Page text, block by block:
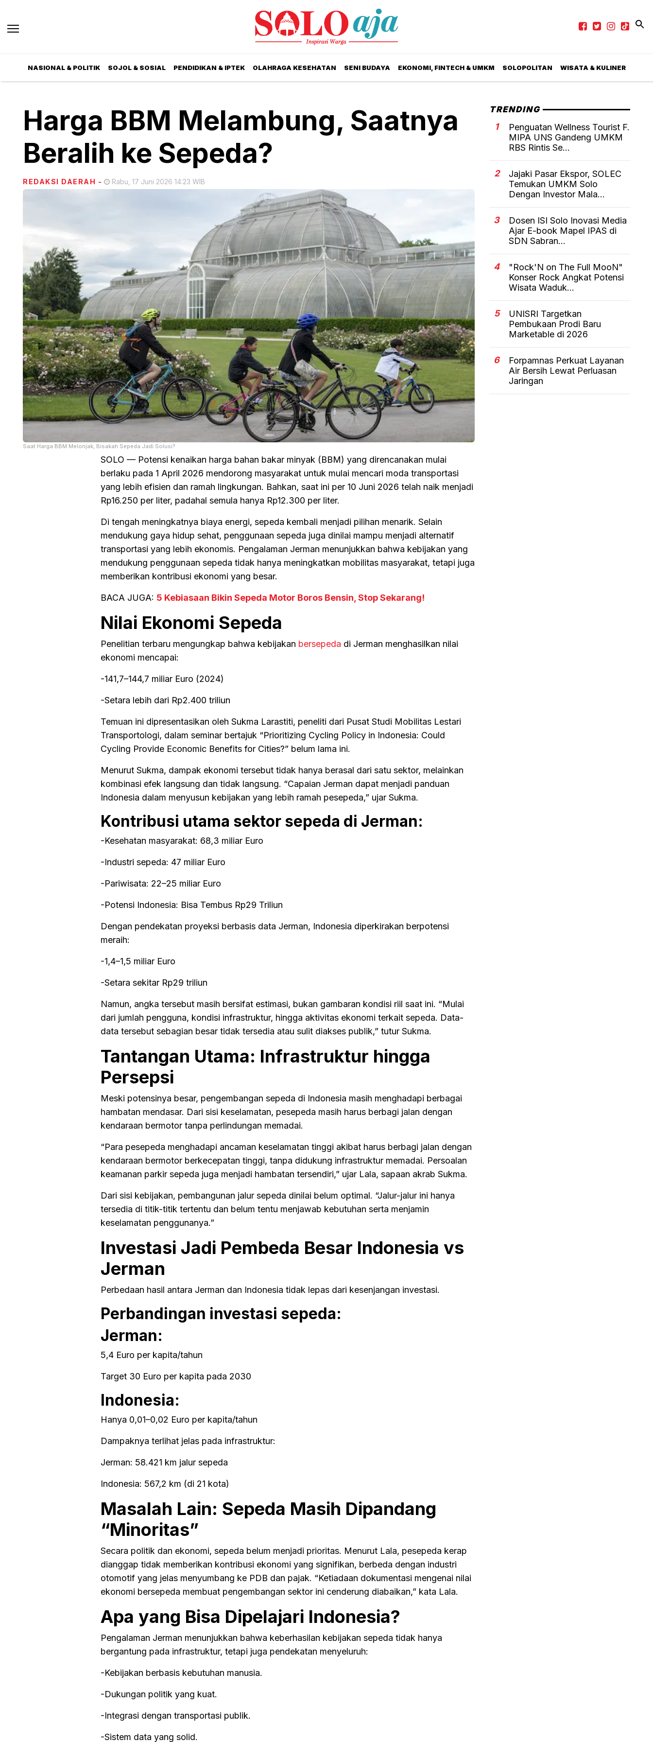
NASIONAL & POLITIK SOJOL & SOSIAL PENDIDIKAN & IPTEK OLAHRAGA KESEHATAN SENI BUDAYA EKONOMI, FINTECH & UMKM SOLOPOLITAN WISATA & KULINER
Harga BBM Melambung, Saatnya
Beralih ke Sepeda?
REDAKSI DAERAH - Rabu, 17 Juni 2026 14:23 WIB
Saat Harga BBM Melonjak, Bisakah Sepeda Jadi Solusi?
SOLO — Potensi kenaikan harga bahan bakar minyak (BBM) yang direncanakan mulai
berlaku pada 1 April 2026 mendorong masyarakat untuk mulai mencari moda transportasi
yang lebih efisien dan ramah lingkungan. Bahkan, saat ini per 10 Juni 2026 telah naik menjadi
Rp16.250 per liter, padahal semula hanya Rp12.300 per liter.
Di tengah meningkatnya biaya energi, sepeda kembali menjadi pilihan menarik. Selain
mendukung gaya hidup sehat, penggunaan sepeda juga dinilai mampu menjadi alternatif
transportasi yang lebih ekonomis. Pengalaman Jerman menunjukkan bahwa kebijakan yang
mendukung penggunaan sepeda tidak hanya meningkatkan mobilitas masyarakat, tetapi juga
memberikan kontribusi ekonomi yang besar.
BACA JUGA: 5 Kebiasaan Bikin Sepeda Motor Boros Bensin, Stop Sekarang!
Nilai Ekonomi Sepeda
Penelitian terbaru mengungkap bahwa kebijakan bersepeda di Jerman menghasilkan nilai
ekonomi mencapai:
-141,7–144,7 miliar Euro (2024)
-Setara lebih dari Rp2.400 triliun
Temuan ini dipresentasikan oleh Sukma Larastiti, peneliti dari Pusat Studi Mobilitas Lestari
Transportologi, dalam seminar bertajuk “Prioritizing Cycling Policy in Indonesia: Could
Cycling Provide Economic Benefits for Cities?” belum lama ini.
Menurut Sukma, dampak ekonomi tersebut tidak hanya berasal dari satu sektor, melainkan
kombinasi efek langsung dan tidak langsung. “Capaian Jerman dapat menjadi panduan
Indonesia dalam menyusun kebijakan yang lebih ramah pesepeda,” ujar Sukma.
Kontribusi utama sektor sepeda di Jerman:
-Kesehatan masyarakat: 68,3 miliar Euro
-Industri sepeda: 47 miliar Euro
-Pariwisata: 22–25 miliar Euro
-Potensi Indonesia: Bisa Tembus Rp29 Triliun
Dengan pendekatan proyeksi berbasis data Jerman, Indonesia diperkirakan berpotensi
meraih:
-1,4–1,5 miliar Euro
-Setara sekitar Rp29 triliun
Namun, angka tersebut masih bersifat estimasi, bukan gambaran kondisi riil saat ini. “Mulai
dari jumlah pengguna, kondisi infrastruktur, hingga aktivitas ekonomi terkait sepeda. Data-
data tersebut sebagian besar tidak tersedia atau sulit diakses publik,” tutur Sukma.
Tantangan Utama: Infrastruktur hingga
Persepsi
Meski potensinya besar, pengembangan sepeda di Indonesia masih menghadapi berbagai
hambatan mendasar. Dari sisi keselamatan, pesepeda masih harus berbagi jalan dengan
kendaraan bermotor tanpa perlindungan memadai.
“Para pesepeda menghadapi ancaman keselamatan tinggi akibat harus berbagi jalan dengan
kendaraan bermotor berkecepatan tinggi, tanpa didukung infrastruktur memadai. Persoalan
keamanan parkir sepeda juga menjadi hambatan tersendiri,” ujar Lala, sapaan akrab Sukma.
Dari sisi kebijakan, pembangunan jalur sepeda dinilai belum optimal. “Jalur-jalur ini hanya
tersedia di titik-titik tertentu dan belum tentu menjawab kebutuhan serta menjamin
keselamatan penggunanya.”
Investasi Jadi Pembeda Besar Indonesia vs
Jerman
Perbedaan hasil antara Jerman dan Indonesia tidak lepas dari kesenjangan investasi.
Perbandingan investasi sepeda:
Jerman:
5,4 Euro per kapita/tahun
Target 30 Euro per kapita pada 2030
Indonesia:
Hanya 0,01–0,02 Euro per kapita/tahun
Dampaknya terlihat jelas pada infrastruktur:
Jerman: 58.421 km jalur sepeda
Indonesia: 567,2 km (di 21 kota)
Masalah Lain: Sepeda Masih Dipandang
“Minoritas”
Secara politik dan ekonomi, sepeda belum menjadi prioritas. Menurut Lala, pesepeda kerap
dianggap tidak memberikan kontribusi ekonomi yang signifikan, berbeda dengan industri
otomotif yang jelas menyumbang ke PDB dan pajak. “Ketiadaan dokumentasi mengenai nilai
ekonomi bersepeda membuat pengembangan sektor ini cenderung diabaikan,” kata Lala.
Apa yang Bisa Dipelajari Indonesia?
Pengalaman Jerman menunjukkan bahwa keberhasilan kebijakan sepeda tidak hanya
bergantung pada infrastruktur, tetapi juga pendekatan menyeluruh:
-Kebijakan berbasis kebutuhan manusia.
-Dukungan politik yang kuat.
-Integrasi dengan transportasi publik.
-Sistem data yang solid.
TRENDING
1
Penguatan Wellness Tourist F.
MIPA UNS Gandeng UMKM
RBS Rintis Se...
2
Jajaki Pasar Ekspor, SOLEC
Temukan UMKM Solo
Dengan Investor Mala...
3
Dosen ISI Solo Inovasi Media
Ajar E-book Mapel IPAS di
SDN Sabran...
4
"Rock'N on The Full MooN"
Konser Rock Angkat Potensi
Wisata Waduk...
5
UNISRI Targetkan
Pembukaan Prodi Baru
Marketable di 2026
6
Forpamnas Perkuat Layanan
Air Bersih Lewat Perluasan
Jaringan